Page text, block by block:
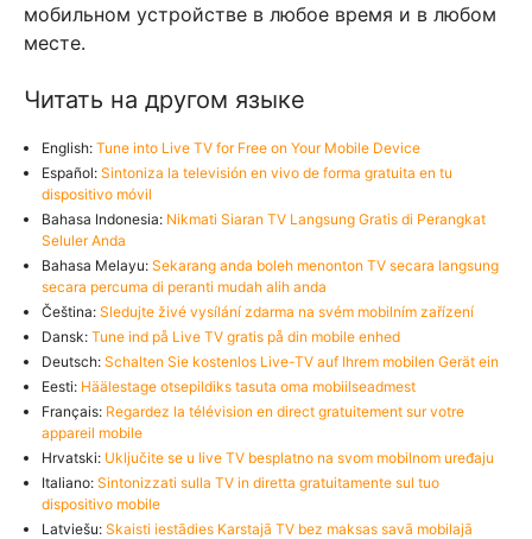
мобильном устройстве в любое время и в любом
месте.
Читать на другом языке
English: Tune into Live TV for Free on Your Mobile Device
Español: Sintoniza la televisión en vivo de forma gratuita en tu
dispositivo móvil
Bahasa Indonesia: Nikmati Siaran TV Langsung Gratis di Perangkat
Seluler Anda
Bahasa Melayu: Sekarang anda boleh menonton TV secara langsung
secara percuma di peranti mudah alih anda
Čeština: Sledujte živé vysílání zdarma na svém mobilním zařízení
Dansk: Tune ind på Live TV gratis på din mobile enhed
Deutsch: Schalten Sie kostenlos Live-TV auf Ihrem mobilen Gerät ein
Eesti: Häälestage otsepildiks tasuta oma mobiilseadmest
Français: Regardez la télévision en direct gratuitement sur votre
appareil mobile
Hrvatski: Uključite se u live TV besplatno na svom mobilnom uređaju
Italiano: Sintonizzati sulla TV in diretta gratuitamente sul tuo
dispositivo mobile
Latviešu: Skaisti iestādies Karstajā TV bez maksas savā mobilajā